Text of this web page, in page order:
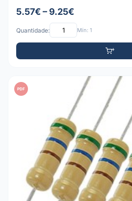
5.57€ – 9.25€
Quantidade: Mín: 1
PDF